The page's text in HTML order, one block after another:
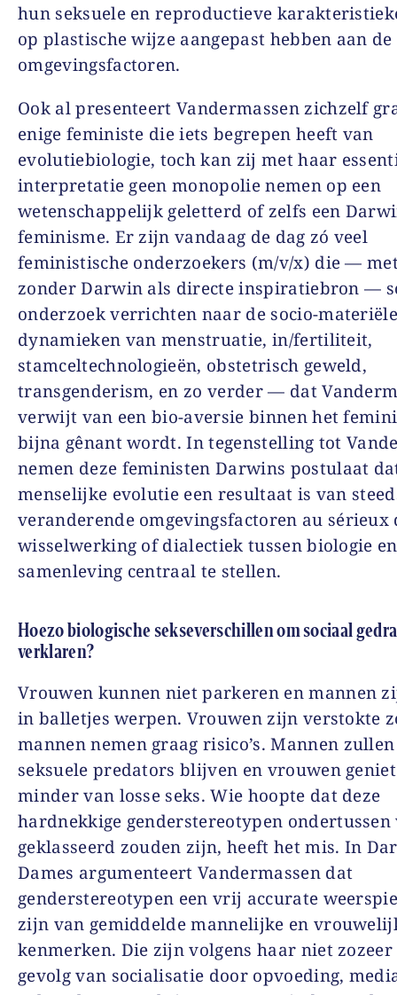
hun seksuele en reproductieve
op plastische wijze aangepast hebben aan de
omgevingsfactoren.
Ook al presenteert Vandermassen zichzelf
enige feministe die iets begrepen heeft van
evolutiebiologie, toch kan zij met haar
interpretatie geen monopolie nemen op een
wetenschappelijk geletterd of zelfs een
feminisme. Er zijn vandaag de dag zó veel
feministische onderzoekers (m/v/x) die —
zonder Darwin als directe inspiratiebron —
onderzoek verrichten naar de socio-
dynamieken van menstruatie, in/fertiliteit,
stamceltechnologieën, obstetrisch geweld,
transgenderism, en zo verder — dat
verwijt van een bio-aversie binnen het
bijna gênant wordt. In tegenstelling tot
nemen deze feministen Darwins postulaat
menselijke evolutie een resultaat is van
veranderende omgevingsfactoren au sérieux
wisselwerking of dialectiek tussen biologie en
samenleving centraal te stellen.
Hoezo biologische sekseverschillen om sociaal
verklaren?
Vrouwen kunnen niet parkeren en mannen
in balletjes werpen. Vrouwen zijn verstokte
mannen nemen graag risico’s. Mannen
seksuele predators blijven en vrouwen
minder van losse seks. Wie hoopte dat deze
hardnekkige genderstereotypen
geklasseerd zouden zijn, heeft het mis. In
Dames argumenteert Vandermassen dat
genderstereotypen een vrij accurate
zijn van gemiddelde mannelijke en
kenmerken. Die zijn volgens haar niet
gevolg van socialisatie door opvoeding,